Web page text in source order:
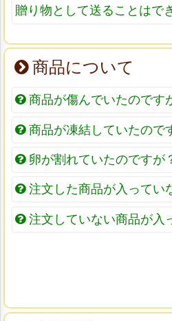
贈り物として送ることはで
商品について
商品が傷んでいたのです
商品が凍結していたので
卵が割れていたのですが
注文した商品が入ってい
注文していない商品が入